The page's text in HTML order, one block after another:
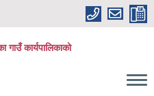
गाउँ कार्यपालिकाको